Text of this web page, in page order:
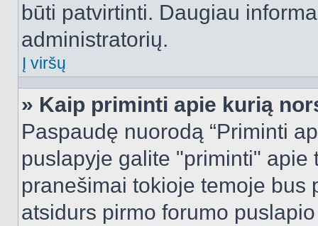
būti patvirtinti. Daugiau
administratorių.
Į viršų
» Kaip priminti apie kurią
Paspaudę nuorodą “Priminti
puslapyje galite "priminti"
pranešimai tokioje temoje bus
atsidurs pirmo forumo